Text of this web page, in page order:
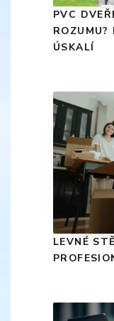
PVC
ROZUMU?
ÚSKALÍ
LEVNÉ